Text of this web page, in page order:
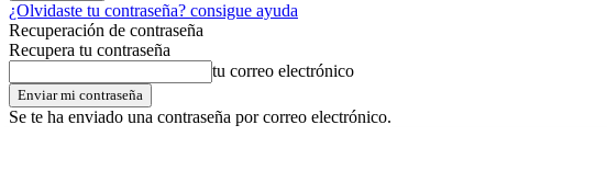
¿Olvidaste tu contraseña? consigue ayuda
Recuperación de contraseña
Recupera tu contraseña
tu correo electrónico
Se te ha enviado una contraseña por correo electrónico.